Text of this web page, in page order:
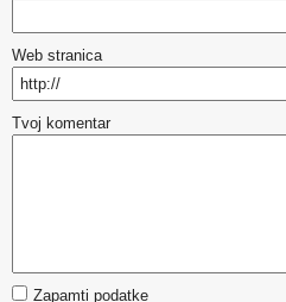
Web stranica
Tvoj komentar
Zapamti podatke